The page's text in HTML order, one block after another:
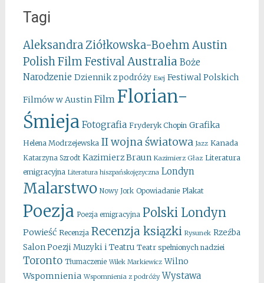
Tagi
Aleksandra Ziółkowska-Boehm Austin
Polish Film FestivalAustralia Boże
Narodzenie Dziennik z podróży Esej Festiwal Polskich
Filmów w Austin Film Florian-
Śmieja Fotografia Fryderyk Chopin Grafika
Helena Modrzejewska II wojna światowa Jazz Kanada
Katarzyna Szrodt Kazimierz Braun Kazimierz Głaz Literatura
emigracyjna Literatura hiszpańskojęzyczna Londyn
Malarstwo Nowy Jork Opowiadanie Plakat
Poezja Poezja emigracyjna Polski Londyn
Powieść Recenzja Recenzja ksiązki Rysunek Rzeźba
Salon Poezji Muzyki i Teatru Teatr spełnionych nadziei
Toronto Tłumaczenie Wilek Markiewicz Wilno
Wspomnienia Wspomnienia z podróży Wystawa